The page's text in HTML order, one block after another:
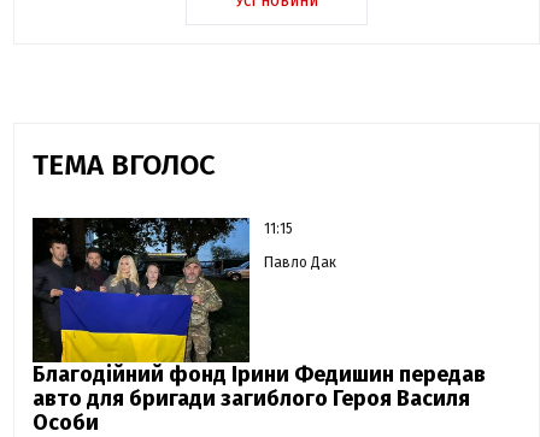
ТЕМА ВГОЛОС
11:15
Павло Дак
Благодійний фонд Ірини Федишин передав
авто для бригади загиблого Героя Василя
Особи